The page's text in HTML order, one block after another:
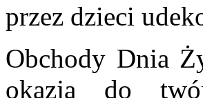
przez dzieci
Obchody Dnia
okazją do